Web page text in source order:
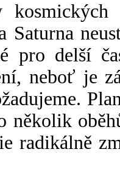
Saturna
pro delší
neboť je
několik
radikálně